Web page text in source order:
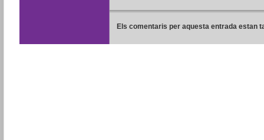
Els comentaris per aquesta entrada estan